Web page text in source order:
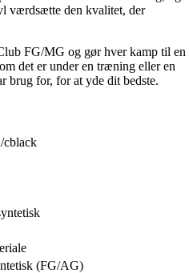
værdsætte den kvalitet, der
FG/MG og gør hver kamp til en
det er under en træning eller en
brug for, for at yde dit bedste.
cblack
(FG/AG)